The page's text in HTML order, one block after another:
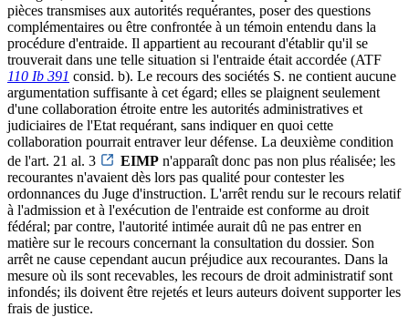
pièces transmises aux autorités requérantes, poser des questions
complémentaires ou être confrontée à un témoin entendu dans la
procédure d'entraide. Il appartient au recourant d'établir qu'il se
trouverait dans une telle situation si l'entraide était accordée (ATF
110 Ib 391 consid. b). Le recours des sociétés S. ne contient aucune
argumentation suffisante à cet égard; elles se plaignent seulement
d'une collaboration étroite entre les autorités administratives et
judiciaires de l'Etat requérant, sans indiquer en quoi cette
collaboration pourrait entraver leur défense. La deuxième condition
de l'art. 21 al. 3
EIMP n'apparaît donc pas non plus réalisée; les
recourantes n'avaient dès lors pas qualité pour contester les
ordonnances du Juge d'instruction. L'arrêt rendu sur le recours relatif
à l'admission et à l'exécution de l'entraide est conforme au droit
fédéral; par contre, l'autorité intimée aurait dû ne pas entrer en
matière sur le recours concernant la consultation du dossier. Son
arrêt ne cause cependant aucun préjudice aux recourantes. Dans la
mesure où ils sont recevables, les recours de droit administratif sont
infondés; ils doivent être rejetés et leurs auteurs doivent supporter les
frais de justice.